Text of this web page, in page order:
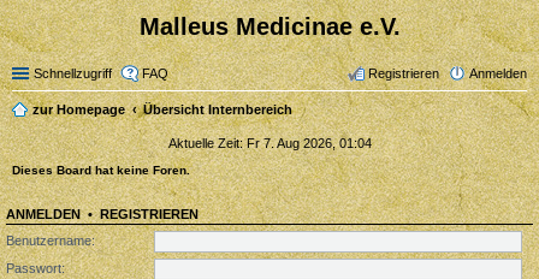
Malleus Medicinae e.V.
Schnellzugriff FAQ Anmelden
Registrieren
zur Homepage Übersicht Internbereich
Aktuelle Zeit: Fr 7. Aug 2026, 01:04
Dieses Board hat keine Foren.
ANMELDEN•REGISTRIEREN
Benutzername:
Passwort: